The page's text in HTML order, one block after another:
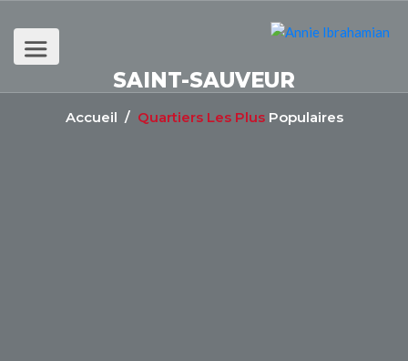
SAINT-SAUVEUR
Accueil / Quartiers Les PlusPopulaires